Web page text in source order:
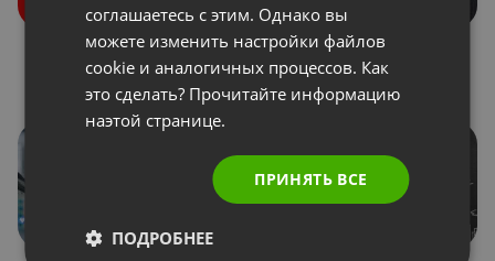
Роли во время
мероприятия
Донаты
соглашаетесь с этим. Однако вы
можете изменить настройки файлов
cookie и аналогичных процессов. Как
это сделать? Прочитайте информацию
наэтой странице.
ПРИНЯТЬ ВСЕ
ПОДРОБНЕЕ